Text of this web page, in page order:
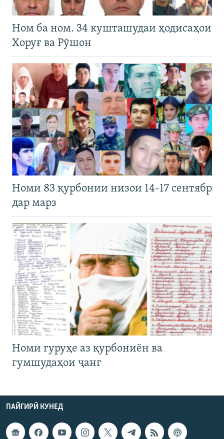
Ном ба ном. 34 кушташудаи ҳодисаҳои
Хоруғ ва Рӯшон
Номи 83 қурбонии низои 14-17 сентябр
дар марз
Номи гуруҳе аз қурбониён ва
гумшудаҳои ҷанг
ПАЙГИРӢ КУНЕД